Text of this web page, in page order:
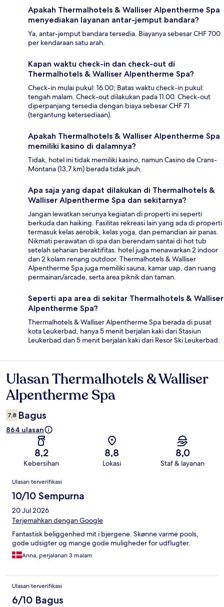
Apakah Thermalhotels & Walliser Alpentherme Spa
menyediakan layanan antar-jemput bandara?
Ya, antar-jemput bandara tersedia. Biayanya sebesar CHF 700
per kendaraan satu arah.
Kapan waktu check-in dan check-out di
Thermalhotels & Walliser Alpentherme Spa?
Check-in mulai pukul: 16.00; Batas waktu check-in pukul:
tengah malam. Check-out dilakukan pada 11.00. Check-out
diperpanjang tersedia dengan biaya sebesar CHF 71
(tergantung ketersediaan).
Apakah Thermalhotels & Walliser Alpentherme Spa
memiliki kasino di dalamnya?
Tidak, hotel ini tidak memiliki kasino, namun Casino de Crans-
Montana (13,7 km) berada tidak jauh.
Apa saja yang dapat dilakukan di Thermalhotels &
Walliser Alpentherme Spa dan sekitarnya?
Jangan lewatkan serunya kegiatan di properti ini seperti
berkuda dan haiking. Fasilitas rekreasi lain yang ada di properti
termasuk kelas aerobik, kelas yoga, dan pemandian air panas.
Nikmati perawatan di spa dan berendam santai di hot tub
setelah seharian beraktifitas. hotel juga menawarkan 2 indoor
dan 2 kolam renang outdoor. Thermalhotels & Walliser
Alpentherme Spa juga memiliki sauna, kamar uap, dan ruang
permainan/arcade, serta area piknik dan taman.
Seperti apa area di sekitar Thermalhotels & Walliser
Alpentherme Spa?
Thermalhotels & Walliser Alpentherme Spa berada di pusat
kota Leukerbad, hanya 5 menit berjalan kaki dari Stasiun
Leukerbad dan 5 menit berjalan kaki dari Resor Ski Leukerbad.
Ulasan
Ulasan Thermalhotels & Walliser
Alpentherme Spa
7,8 Bagus
864 ulasan
8,2
Kebersihan
8,8
Lokasi
8,0
Staf & layanan
Ulasan
Ulasan terverifikasi
10/10 Sempurna
20 Jul 2026
Terjemahkan dengan Google
Fantastisk beliggenhed mit i bjergene. Skønne varme pools,
gode udsigter og mange gode muligheder for udflugter.
Anna, perjalanan 3 malam
Ulasan terverifikasi
6/10 Bagus